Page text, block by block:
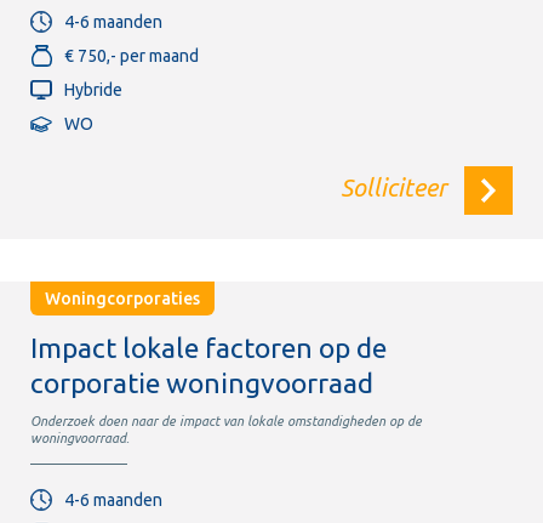
4-6 maanden
€ 750,- per maand
Hybride
WO
Solliciteer
Woningcorporaties
Impact lokale factoren op de
corporatie woningvoorraad
Onderzoek doen naar de impact van lokale omstandigheden op de
woningvoorraad.
4-6 maanden